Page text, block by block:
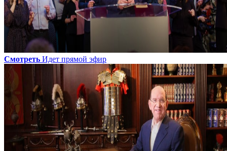
Смотреть Идет прямой эфир